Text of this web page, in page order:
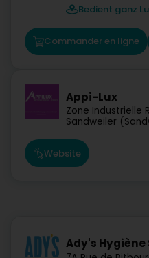
Bedient ganz
Commander en ligne
Appi-Lux
Zone Industrielle
Sandweiler
Website
Ady's Hygiène